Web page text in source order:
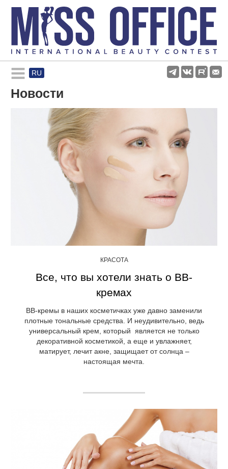
RU
Rules and regulations
About pageant
Participants
Gallery
Новости
КРАСОТА
Все, что вы хотели знать о ВВ-
кремах
ВВ-кремы в наших косметичках уже давно заменили
плотные тональные средства. И неудивительно, ведь
универсальный крем, который является не только
декоративной косметикой, а еще и увлажняет,
матирует, лечит акне, защищает от солнца –
настоящая мечта.